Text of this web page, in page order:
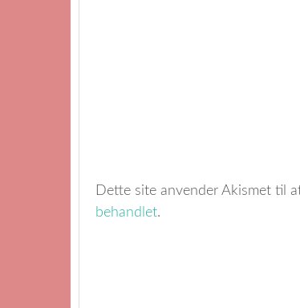
Dette site anvender Akismet til
behandlet.